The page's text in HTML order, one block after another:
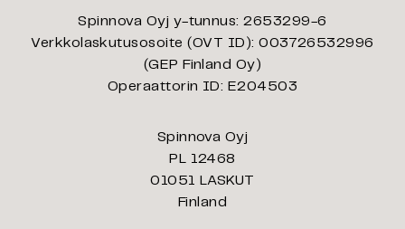
Spinnova Oyj y-tunnus: 2653299-6
Verkkolaskutusosoite (OVT ID): 003726532996
(GEP Finland Oy)
Operaattorin ID: E204503
Spinnova Oyj
PL 12468
01051 LASKUT
Finland